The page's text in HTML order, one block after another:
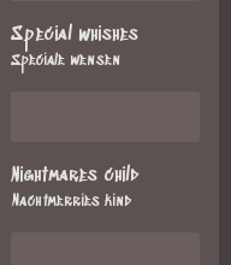
Special whishes
Speciale wensen
Nightmares child
Nachtmerries kind